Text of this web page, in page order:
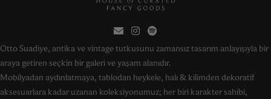
Otto Suadiye, antika ve vintage tutkusunu zamansız tasarım anlayışıyla bir
araya getiren seçkin bir galeri ve yaşam alanıdır.
Mobilyadan aydınlatmaya, tablodan heykele, halı & kilimden dekoratif
aksesuarlara kadar uzanan koleksiyonumuz; her biri karakter sahibi,